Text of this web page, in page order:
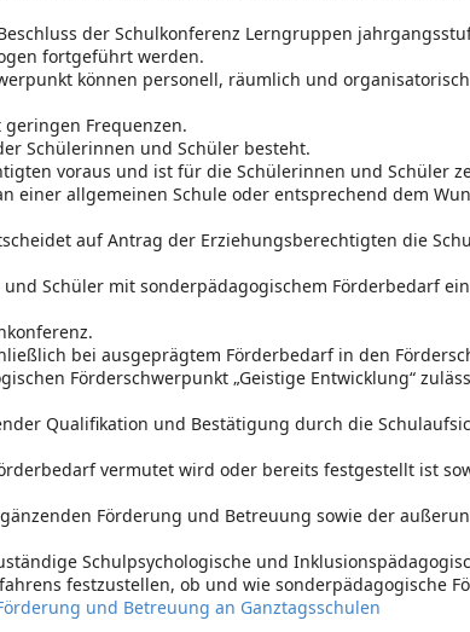
der Schulkonferenz Lerngruppen
fortgeführt werden.
können personell, räumlich und
Frequenzen.
Schülerinnen und Schüler besteht.
voraus und ist für die Schülerinnen und Schüler
einer allgemeinen Schule oder entsprechend dem
auf Antrag der Erziehungsberechtigten die
Schüler mit sonderpädagogischem Förderbedarf
bei ausgeprägtem Förderbedarf in den
Förderschwerpunkt „Geistige Entwicklung“
Qualifikation und Bestätigung durch die
vermutet wird oder bereits festgestellt ist
Förderung und Betreuung sowie der
Schulpsychologische und
festzustellen, ob und wie sonderpädagogische
und Betreuung an Ganztagsschulen